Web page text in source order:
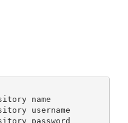
name
username
password